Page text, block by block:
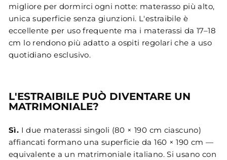
migliore per dormirci ogni notte: materasso più alto,
unica superficie senza giunzioni. L'estraibile è
eccellente per uso frequente ma i materassi da 17–18
cm lo rendono più adatto a ospiti regolari che a uso
quotidiano esclusivo.
L'ESTRAIBILE PUÒ DIVENTARE UN
MATRIMONIALE?
Sì. I due materassi singoli (80 × 190 cm ciascuno)
affiancati formano una superficie da 160 × 190 cm —
equivalente a un matrimoniale italiano. Si usano con